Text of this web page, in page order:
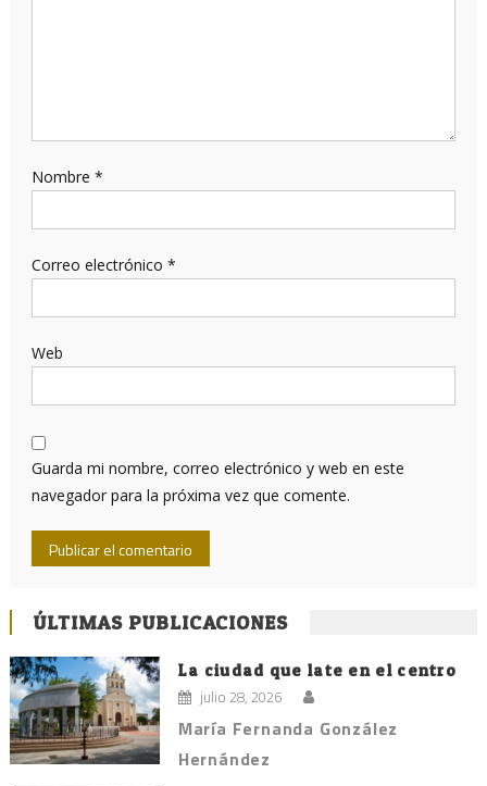
Nombre *
Correo electrónico *
Web
Guarda mi nombre, correo electrónico y web en este
navegador para la próxima vez que comente.
ÚLTIMAS PUBLICACIONES
La ciudad que late en el centro
julio 28, 2026
María Fernanda González
Hernández